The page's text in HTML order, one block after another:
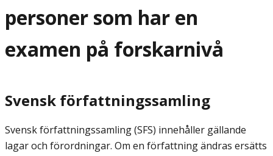
personer som har en
examen på forskarnivå
Svensk författningssamling
Svensk författningssamling (SFS) innehåller gällande
lagar och förordningar. Om en författning ändras ersätts